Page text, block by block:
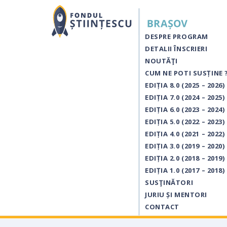
DESPRE PROGRAM
DETALII ÎNSCRIERI
NOUTĂŢI
CUM NE POTI SUSȚINE
EDIȚIA 8.0 (2025 – 2026)
EDIȚIA 7.0 (2024 – 2025)
EDIȚIA 6.0 (2023 – 2024)
EDIȚIA 5.0 (2022 – 2023)
EDIȚIA 4.0 (2021 – 2022)
EDIȚIA 3.0 (2019 – 2020)
EDIȚIA 2.0 (2018 – 2019)
EDIȚIA 1.0 (2017 – 2018)
SUSŢINĂTORI
JURIU ȘI MENTORI
CONTACT